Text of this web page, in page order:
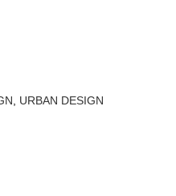
URBAN DESIGN